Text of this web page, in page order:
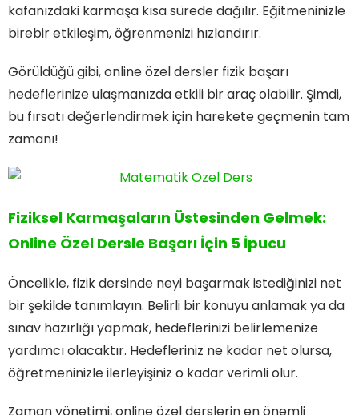
kafanızdaki karmaşa kısa sürede dağılır. Eğitmeninizle
birebir etkileşim, öğrenmenizi hızlandırır.
Görüldüğü gibi, online özel dersler fizik başarı
hedeflerinize ulaşmanızda etkili bir araç olabilir. Şimdi,
bu fırsatı değerlendirmek için harekete geçmenin tam
zamanı!
Fiziksel Karmaşaların Üstesinden Gelmek:
Online Özel Dersle Başarı İçin 5 İpucu
Öncelikle, fizik dersinde neyi başarmak istediğinizi net
bir şekilde tanımlayın. Belirli bir konuyu anlamak ya da
sınav hazırlığı yapmak, hedeflerinizi belirlemenize
yardımcı olacaktır. Hedefleriniz ne kadar net olursa,
öğretmeninizle ilerleyişiniz o kadar verimli olur.
Zaman yönetimi, online özel derslerin en önemli